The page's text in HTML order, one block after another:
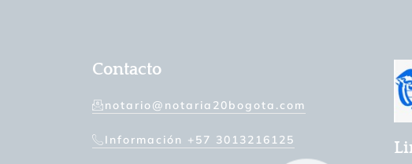
Contacto
notario@notaria20bogota.com
Información +57 3013216125